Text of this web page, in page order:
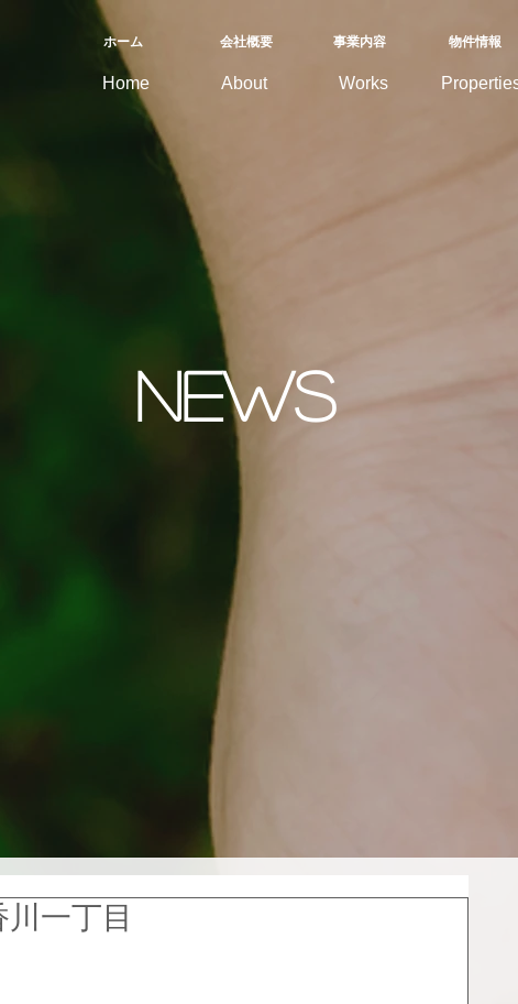
ホーム 会社概要 ​事業内容 物件情報
Home About Works
news
川一丁目